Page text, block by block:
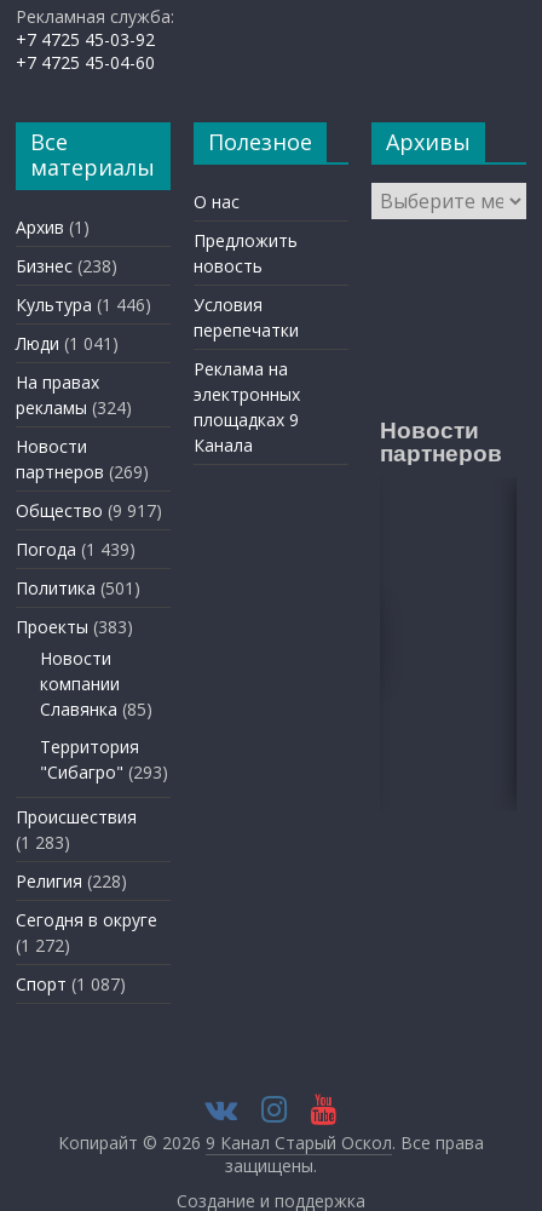
Рекламная служба:
+7 4725 45-03-92
+7 4725 45-04-60
Все
материалы
Архив (1)
Бизнес (238)
Культура (1 446)
Люди (1 041)
На правах
рекламы (324)
Новости
партнеров (269)
Общество (9 917)
Погода (1 439)
Политика (501)
Проекты (383)
Новости
компании
Славянка (85)
Территория
"Сибагро" (293)
Происшествия
(1 283)
Религия (228)
Сегодня в округе
(1 272)
Спорт (1 087)
Полезное
О нас
Предложить
новость
Условия
перепечатки
Реклама на
электронных
площадках 9
Канала
Архивы
Архивы
Новости
партнеров
Копирайт © 2026 9 Канал Старый Оскол. Все права
защищены.
Создание и поддержка